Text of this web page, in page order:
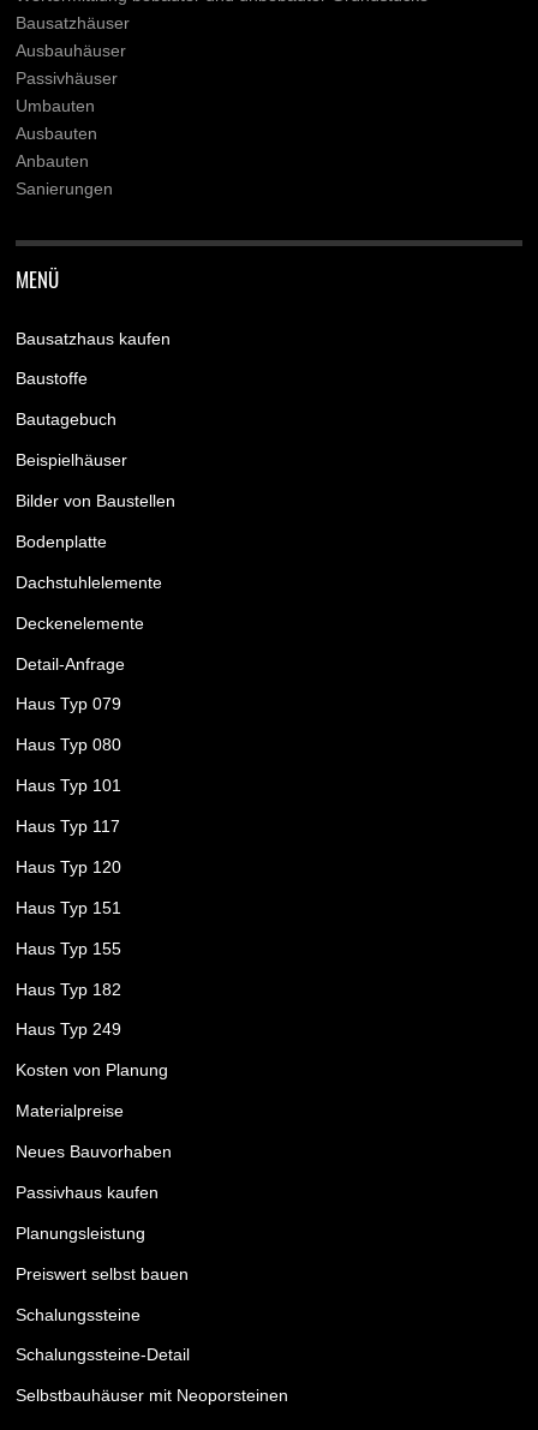
Bausatzhäuser
Ausbauhäuser
Passivhäuser
Umbauten
Ausbauten
Anbauten
Sanierungen
MENÜ
Bausatzhaus kaufen
Baustoffe
Bautagebuch
Beispielhäuser
Bilder von Baustellen
Bodenplatte
Dachstuhlelemente
Deckenelemente
Detail-Anfrage
Haus Typ 079
Haus Typ 080
Haus Typ 101
Haus Typ 117
Haus Typ 120
Haus Typ 151
Haus Typ 155
Haus Typ 182
Haus Typ 249
Kosten von Planung
Materialpreise
Neues Bauvorhaben
Passivhaus kaufen
Planungsleistung
Preiswert selbst bauen
Schalungssteine
Schalungssteine-Detail
Selbstbauhäuser mit Neoporsteinen